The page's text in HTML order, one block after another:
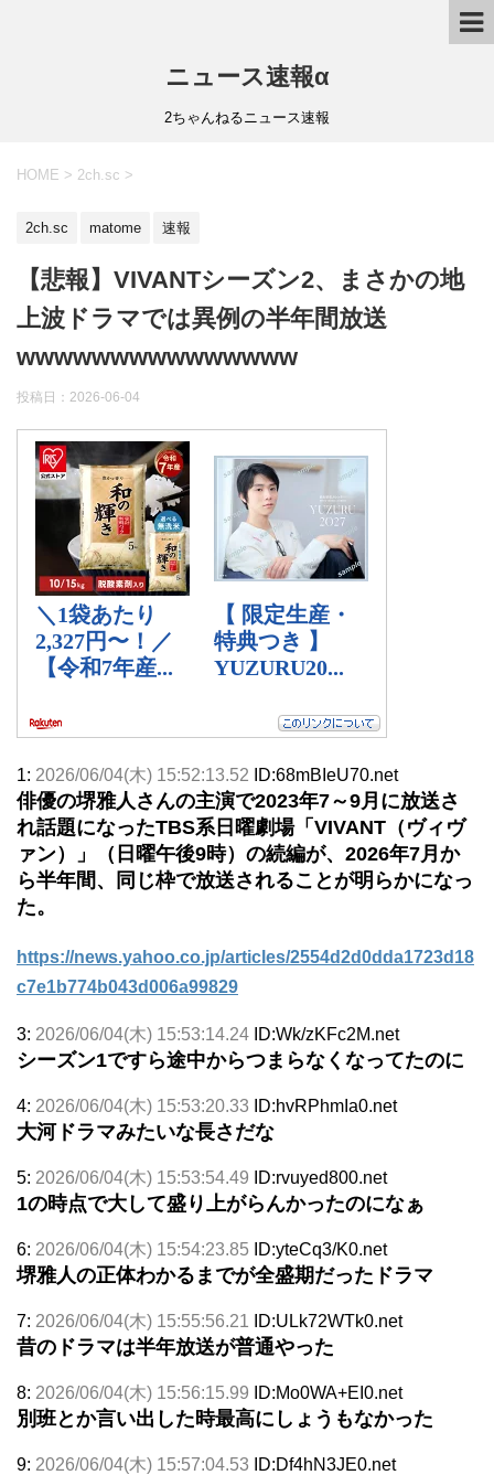
ニュース速報α
2ちゃんねるニュース速報
HOME > 2ch.sc >
2ch.sc matome 速報
【悲報】VIVANTシーズン2、まさかの地
上波ドラマでは異例の半年間放送
wwwwwwwwwwwwwww
投稿日： 2026-06-04
1: 2026/06/04(木) 15:52:13.52 ID:68mBIeU70.net
俳優の堺雅人さんの主演で2023年7～9月に放送さ
れ話題になったTBS系日曜劇場「VIVANT（ヴィヴ
ァン）」（日曜午後9時）の続編が、2026年7月か
ら半年間、同じ枠で放送されることが明らかになっ
た。
https://news.yahoo.co.jp/articles/2554d2d0dda1723d18
c7e1b774b043d006a99829
3: 2026/06/04(木) 15:53:14.24 ID:Wk/zKFc2M.net
シーズン1ですら途中からつまらなくなってたのに
4: 2026/06/04(木) 15:53:20.33 ID:hvRPhmIa0.net
大河ドラマみたいな長さだな
5: 2026/06/04(木) 15:53:54.49 ID:rvuyed800.net
1の時点で大して盛り上がらんかったのになぁ
6: 2026/06/04(木) 15:54:23.85 ID:yteCq3/K0.net
堺雅人の正体わかるまでが全盛期だったドラマ
7: 2026/06/04(木) 15:55:56.21 ID:ULk72WTk0.net
昔のドラマは半年放送が普通やった
8: 2026/06/04(木) 15:56:15.99 ID:Mo0WA+EI0.net
別班とか言い出した時最高にしょうもなかった
9: 2026/06/04(木) 15:57:04.53 ID:Df4hN3JE0.net